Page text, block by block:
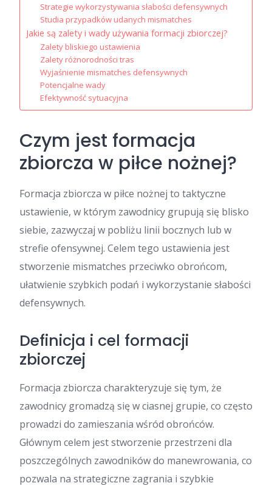
Strategie wykorzystywania słabości defensywnych
Studia przypadków udanych mismatches
Jakie są zalety i wady używania formacji zbiorczej?
Zalety bliskiego ustawienia
Zalety różnorodności tras
Wyjaśnienie mismatches defensywnych
Potencjalne wady
Efektywność sytuacyjna
Czym jest formacja
zbiorcza w piłce nożnej?
Formacja zbiorcza w piłce nożnej to taktyczne
ustawienie, w którym zawodnicy grupują się blisko
siebie, zazwyczaj w pobliżu linii bocznych lub w
strefie ofensywnej. Celem tego ustawienia jest
stworzenie mismatches przeciwko obrońcom,
ułatwienie szybkich podań i wykorzystanie słabości
defensywnych.
Definicja i cel formacji
zbiorczej
Formacja zbiorcza charakteryzuje się tym, że
zawodnicy gromadzą się w ciasnej grupie, co często
prowadzi do zamieszania wśród obrońców.
Głównym celem jest stworzenie przestrzeni dla
poszczególnych zawodników do manewrowania, co
pozwala na strategiczne zagrania i szybkie